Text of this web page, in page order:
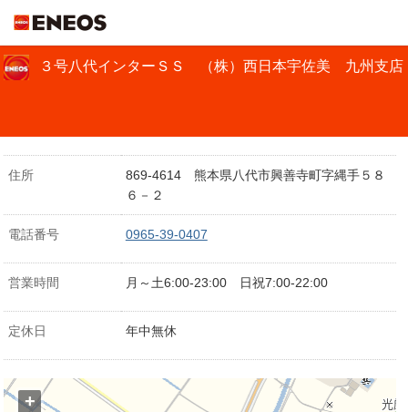
３号八代インターＳＳ （株）西日本宇佐美 九州支店
住所
869-4614 熊本県八代市興善寺町字縄手５８
６－２
電話番号 0965-39-0407
営業時間 月～土6:00-23:00 日祝7:00-22:00
定休日 年中無休
+